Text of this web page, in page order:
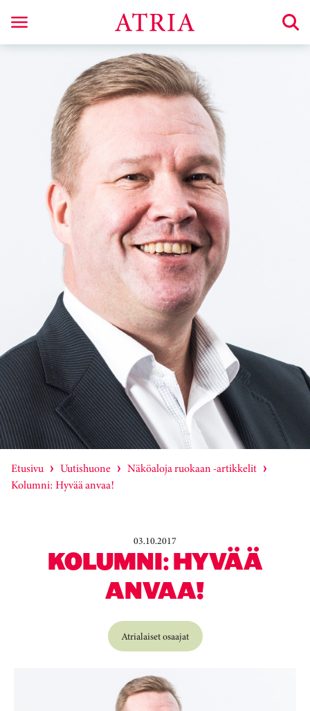
Etusivu Uutishuone
Näköaloja ruokaan -artikkelit
Kolumni: Hyvää anvaa!
03.10.2017
KOLUMNI: HYVÄÄ
ANVAA!
Atrialaiset osaajat